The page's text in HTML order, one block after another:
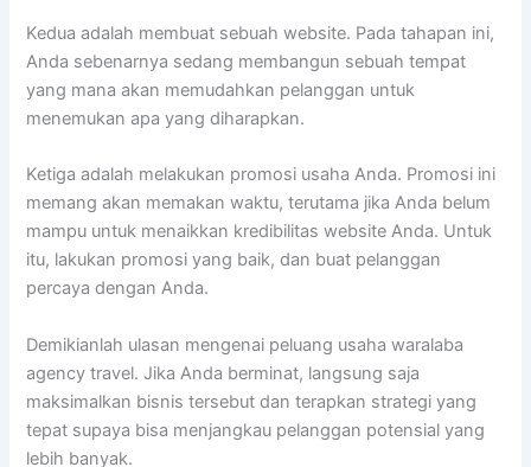
Kedua adalah membuat sebuah website. Pada tahapan ini,
Anda sebenarnya sedang membangun sebuah tempat
yang mana akan memudahkan pelanggan untuk
menemukan apa yang diharapkan.
Ketiga adalah melakukan promosi usaha Anda. Promosi ini
memang akan memakan waktu, terutama jika Anda belum
mampu untuk menaikkan kredibilitas website Anda. Untuk
itu, lakukan promosi yang baik, dan buat pelanggan
percaya dengan Anda.
Demikianlah ulasan mengenai peluang usaha waralaba
agency travel. Jika Anda berminat, langsung saja
maksimalkan bisnis tersebut dan terapkan strategi yang
tepat supaya bisa menjangkau pelanggan potensial yang
lebih banyak.